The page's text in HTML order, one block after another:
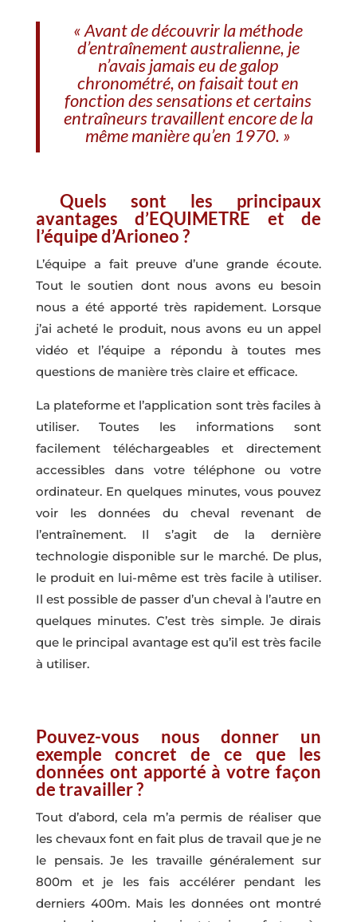
« Avant de découvrir la méthode
d’entraînement australienne, je
n’avais jamais eu de galop
chronométré, on faisait tout en
fonction des sensations et certains
entraîneurs travaillent encore de la
même manière qu’en 1970. »
Quels sont les principaux
avantages d’EQUIMETRE et de
l’équipe d’Arioneo ?
L’équipe a fait preuve d’une grande écoute.
Tout le soutien dont nous avons eu besoin
nous a été apporté très rapidement. Lorsque
j’ai acheté le produit, nous avons eu un appel
vidéo et l’équipe a répondu à toutes mes
questions de manière très claire et efficace.
La plateforme et l’application sont très faciles à
utiliser. Toutes les informations sont
facilement téléchargeables et directement
accessibles dans votre téléphone ou votre
ordinateur. En quelques minutes, vous pouvez
voir les données du cheval revenant de
l’entraînement. Il s’agit de la dernière
technologie disponible sur le marché. De plus,
le produit en lui-même est très facile à utiliser.
Il est possible de passer d’un cheval à l’autre en
quelques minutes. C’est très simple. Je dirais
que le principal avantage est qu’il est très facile
à utiliser.
Pouvez-vous nous donner un
exemple concret de ce que les
données ont apporté à votre façon
de travailler ?
Tout d’abord, cela m’a permis de réaliser que
les chevaux font en fait plus de travail que je ne
le pensais. Je les travaille généralement sur
800m et je les fais accélérer pendant les
derniers 400m. Mais les données ont montré